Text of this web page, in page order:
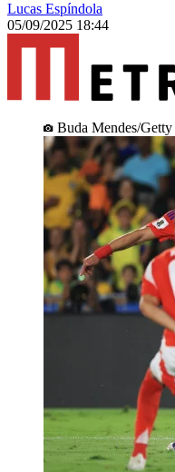
Lucas Espíndola
05/09/2025 18:44
Buda Mendes/Getty